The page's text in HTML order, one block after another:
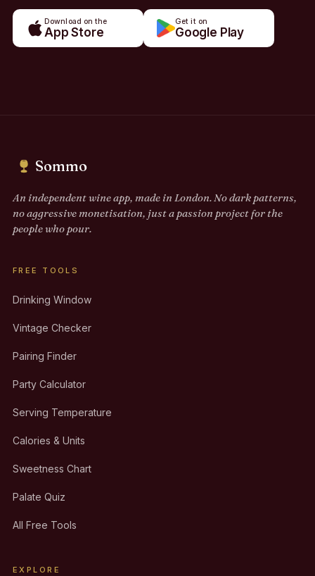
Download on the
App Store
Get it on
Google Play
Sommo
An independent wine app, made in London. No dark patterns,
no aggressive monetisation, just a passion project for the
people who pour.
FREE TOOLS
Drinking Window
Vintage Checker
Pairing Finder
Party Calculator
Serving Temperature
Calories & Units
Sweetness Chart
Palate Quiz
All Free Tools
EXPLORE